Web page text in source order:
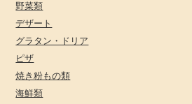
野菜類
デザート
グラタン・ドリア
ピザ
焼き粉もの類
海鮮類